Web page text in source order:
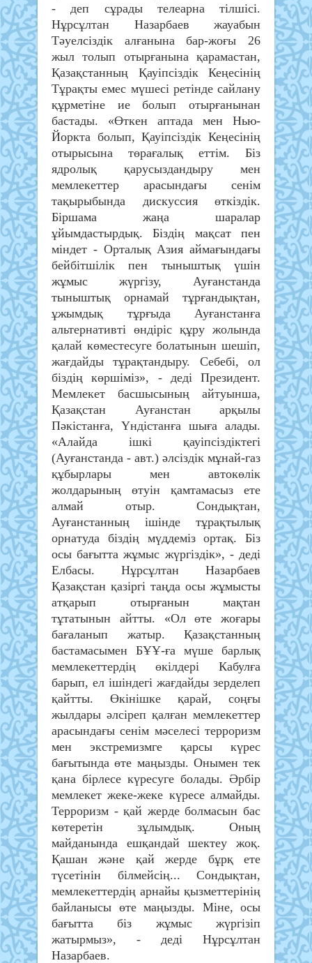
- деп сұрады телеарна тілшісі.
Нұрсұлтан Назарбаев жауабын
Тәуелсіздік алғанына бар-жоғы 26
жыл толып отырғанына қарамастан,
Қазақстанның Қауіпсіздік Кеңесінің
Тұрақты емес мүшесі ретінде сайлану
құрметіне ие болып отырғанынан
бастады. «Өткен аптада мен Нью-
Йоркта болып, Қауіпсіздік Кеңесінің
отырысына төрағалық еттім. Біз
ядролық қарусыздандыру мен
мемлекеттер арасындағы сенім
тақырыбында дискуссия өткіздік.
Біршама жаңа шаралар
ұйымдастырдық. Біздің мақсат пен
міндет - Орталық Азия аймағындағы
бейбітшілік пен тыныштық үшін
жұмыс жүргізу, Ауғанстанда
тыныштық орнамай тұрғандықтан,
ұжымдық тұрғыда Ауғанстанға
альтернативті өндіріс құру жолында
қалай көместесуге болатынын шешіп,
жағдайды тұрақтандыру. Себебі, ол
біздің көршіміз», - деді Президент.
Мемлекет басшысының айтуынша,
Қазақстан Ауғанстан арқылы
Пәкістанға, Үндістанға шыға алады.
«Алайда ішкі қауіпсіздіктегі
(Ауғанстанда - авт.) әлсіздік мұнай-газ
құбырлары мен автокөлік
жолдарының өтуін қамтамасыз ете
алмай отыр. Сондықтан,
Ауғанстанның ішінде тұрақтылық
орнатуда біздің мүддеміз ортақ. Біз
осы бағытта жұмыс жүргіздік», - деді
Елбасы. Нұрсұлтан Назарбаев
Қазақстан қазіргі таңда осы жұмысты
атқарып отырғанын мақтан
тұтатынын айтты. «Ол өте жоғары
бағаланып жатыр. Қазақстанның
бастамасымен БҰҰ-ға мүше барлық
мемлекеттердің өкілдері Кабулға
барып, ел ішіндегі жағдайды зерделеп
қайтты. Өкінішке қарай, соңғы
жылдары әлсіреп қалған мемлекеттер
арасындағы сенім мәселесі терроризм
мен экстремизмге қарсы күрес
бағытында өте маңызды. Онымен тек
қана бірлесе күресуге болады. Әрбір
мемлекет жеке-жеке күресе алмайды.
Терроризм - қай жерде болмасын бас
көтеретін зұлымдық. Оның
майданында ешқандай шектеу жоқ.
Қашан және қай жерде бұрқ ете
түсетінін білмейсің... Сондықтан,
мемлекеттердің арнайы қызметтерінің
байланысы өте маңызды. Міне, осы
бағытта біз жұмыс жүргізіп
жатырмыз», - деді Нұрсұлтан
Назарбаев.